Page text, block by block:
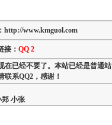
http://www.kmguol.com
接： QQ 2
在已经不要了。本站已经是普通站
系QQ2，感谢！
小张